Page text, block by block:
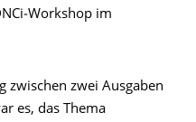
im
zwischen zwei Ausgaben
es, das Thema